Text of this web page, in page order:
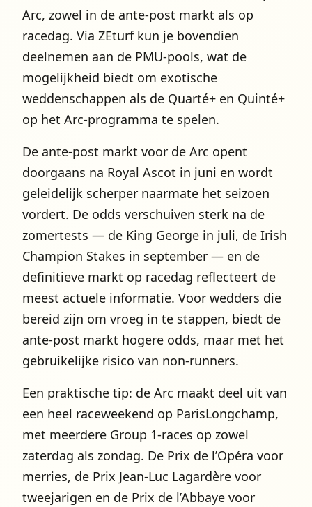
Arc, zowel in de ante-post markt als op
racedag. Via ZEturf kun je bovendien
deelnemen aan de PMU-pools, wat de
mogelijkheid biedt om exotische
weddenschappen als de Quarté+ en Quinté+
op het Arc-programma te spelen.
De ante-post markt voor de Arc opent
doorgaans na Royal Ascot in juni en wordt
geleidelijk scherper naarmate het seizoen
vordert. De odds verschuiven sterk na de
zomertests — de King George in juli, de Irish
Champion Stakes in september — en de
definitieve markt op racedag reflecteert de
meest actuele informatie. Voor wedders die
bereid zijn om vroeg in te stappen, biedt de
ante-post markt hogere odds, maar met het
gebruikelijke risico van non-runners.
Een praktische tip: de Arc maakt deel uit van
een heel raceweekend op ParisLongchamp,
met meerdere Group 1-races op zowel
zaterdag als zondag. De Prix de l’Opéra voor
merries, de Prix Jean-Luc Lagardère voor
tweejarigen en de Prix de l’Abbaye voor